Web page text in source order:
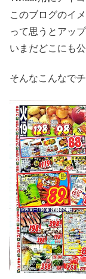
このブログのイ
って思うとアッ
いまだどこにも
そんなこんなで